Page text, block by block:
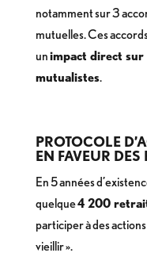
notamment sur 3
mutuelles. Ces
unimpact direct sur
mutualistes.
PROTOCOLE
EN FAVEUR DES
En 5 années
quelque4 200
participer à des
vieillir ».